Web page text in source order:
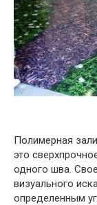
Полимерная
это
одного шва.
визуального
определенным